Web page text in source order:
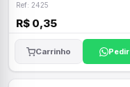
Ref: 2425
R$ 0,35
Carrinho Pedir